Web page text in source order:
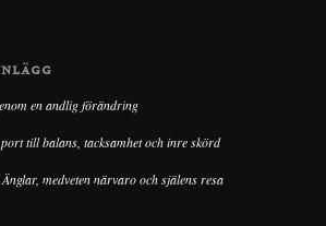
en andlig förändring
till balans, tacksamhet och inre skörd
medveten närvaro och själens resa